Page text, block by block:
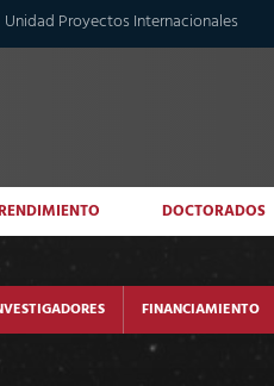
Unidad Proyectos Internacionales
DOCTORADOS
FINANCIAMIENTO